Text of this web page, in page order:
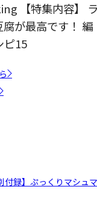
【特集内容】
が最高です！ 編
ピ15
付録】ぷっくりマシュマ